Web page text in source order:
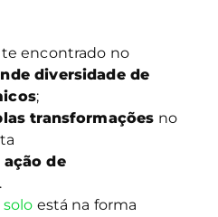
encontrado no
diversidade de
;
transformações no
ação de
.
solo está na forma